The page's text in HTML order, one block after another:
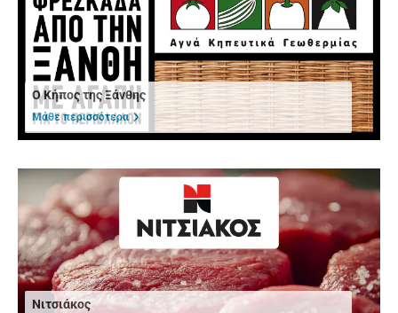
Ο Κήπος της Ξάνθης
Μάθε περισσότερα
Νιτσιάκος